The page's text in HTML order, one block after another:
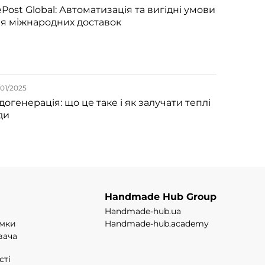
Global: Автоматизація та вигідні умови
міжнародних доставок
2025
що це таке і як залучати теплі
Handmade Hub Group
Handmade-hub.ua
Handmade-hub.academy